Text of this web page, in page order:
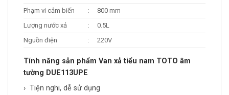
Phạm vi cảm biến
:
800 mm
Lượng nước xả
:
0.5L
Nguồn điện
: 220V
Tính năng sản phẩm Van xả tiểu nam TOTO âm
tường DUE113UPE
› Tiện nghi, dễ sử dụng